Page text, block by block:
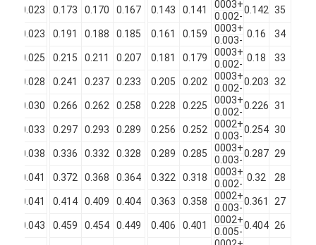
سیم مس صاف و مسموم
سیم پوشیده از ابریشم
سیم لیتز
سیم مغناطیسی با دمای بالا
35
0.142
+0003
0.141
0.143
0.167
0.170
0.173
0.023
-0.002
34
0.16
+0003
0.159
0.161
0.185
0.188
0.191
0.023
-0.003
33
0.18
+0003
0.179
0.181
0.207
0.211
0.215
0.025
-0.002
32
0.203
+0003
0.202
0.205
0.233
0.237
0.241
0.028
-0.002
31
0.226
+0003
0.225
0.228
0.258
0.262
0.266
0.030
-0.002
30
0.254
+0002
0.252
0.256
0.289
0.293
0.297
0.033
-0.003
29
0.287
+0003
0.285
0.289
0.328
0.332
0.336
0.038
-0.003
28
0.32
+0003
0.318
0.322
0.364
0.368
0.372
0.041
-0.002
27
0.361
+0002
0.358
0.363
0.404
0.409
0.414
0.041
-0.003
26
0.404
+0002
0.401
0.406
0.449
0.454
0.459
0.043
-0.005